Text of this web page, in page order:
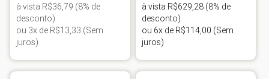
à vista R$36,79 (8% de
desconto)
ou 3x de R$13,33 (Sem
juros)
à vista R$629,28 (8% de
desconto)
ou 6x de R$114,00 (Sem
juros)